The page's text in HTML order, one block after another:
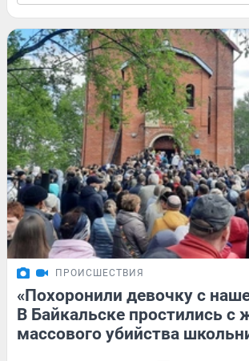
ПРОИСШЕСТВИЯ
«Похоронили девочку с
В Байкальске простились с
массового убийства